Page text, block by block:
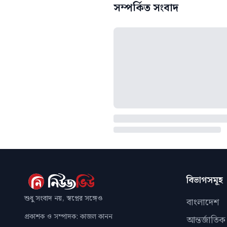
সম্পর্কিত সংবাদ
শুধু সংবাদ নয়, স্বপ্নের সঙ্গেও
প্রকাশক ও সম্পাদক: কাজল কানন
বিভাগসমূহ
বাংলাদেশ
আন্তর্জাতিক